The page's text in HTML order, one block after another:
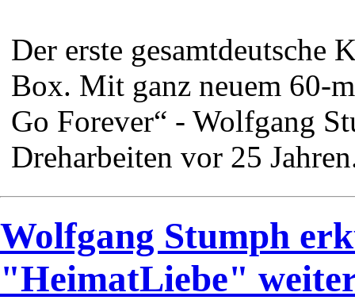
Der erste
Box. Mit ganz neuem 60-
Go Forever“ - Wolfgang
Dreharbeiten vor 25
Wolfgang Stumph
"HeimatLiebe"